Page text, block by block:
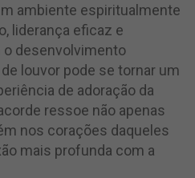
ambiente espiritualmente
liderança eficaz e
desenvolvimento
louvor pode se tornar um
de adoração da
ressoe não apenas
nos corações daqueles
mais profunda com a